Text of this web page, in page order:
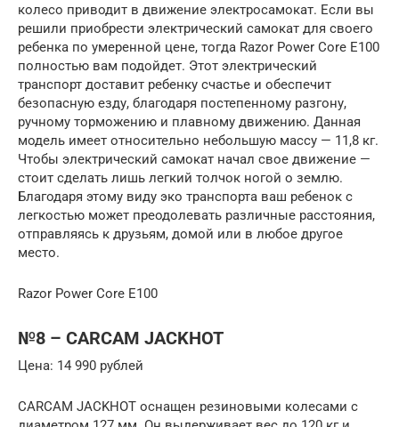
колесо приводит в движение электросамокат. Если вы
решили приобрести электрический самокат для своего
ребенка по умеренной цене, тогда Razor Power Core E100
полностью вам подойдет. Этот электрический
транспорт доставит ребенку счастье и обеспечит
безопасную езду, благодаря постепенному разгону,
ручному торможению и плавному движению. Данная
модель имеет относительно небольшую массу — 11,8 кг.
Чтобы электрический самокат начал свое движение —
стоит сделать лишь легкий толчок ногой о землю.
Благодаря этому виду эко транспорта ваш ребенок с
легкостью может преодолевать различные расстояния,
отправляясь к друзьям, домой или в любое другое
место.
Razor Power Core E100
№8 – CARCAM JACKHOT
Цена: 14 990 рублей
CARCAM JACKHOT оснащен резиновыми колесами с